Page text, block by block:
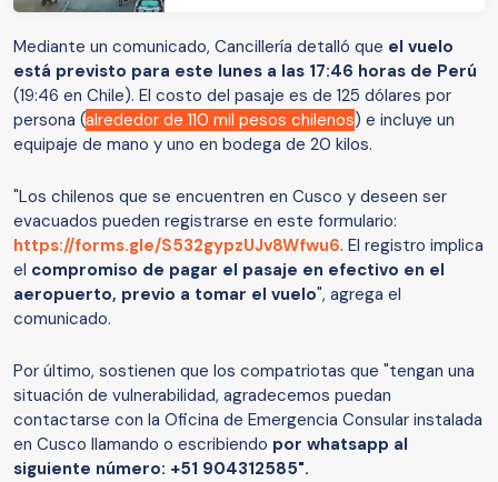
Mediante un comunicado, Cancillería detalló que el vuelo
está previsto para este lunes a las 17:46 horas de Perú
(19:46 en Chile). El costo del pasaje es de 125 dólares por
persona (alrededor de 110 mil pesos chilenos) e incluye un
equipaje de mano y uno en bodega de 20 kilos.
"Los chilenos que se encuentren en Cusco y deseen ser
evacuados pueden registrarse en este formulario:
https://forms.gle/S532gypzUJv8Wfwu6. El registro implica
el compromiso de pagar el pasaje en efectivo en el
aeropuerto, previo a tomar el vuelo", agrega el
comunicado.
Por último, sostienen que los compatriotas que "tengan una
situación de vulnerabilidad, agradecemos puedan
contactarse con la Oficina de Emergencia Consular instalada
en Cusco llamando o escribiendo por whatsapp al
siguiente número: +51 904312585".